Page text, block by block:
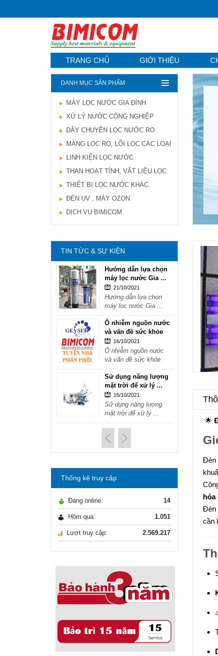
TRANG CHỦ GIỚI THIỆU
DANH MỤC SẢN PHẨM
MÁY LỌC NƯỚC GIA ĐÌNH
XỬ LÝ NƯỚC CÔNG NGHIỆP
DÂY CHUYỀN LỌC NƯỚC RO
MÀNG LỌC RO, LÕI LỌC CÁC LOẠI
LINH KIỆN LỌC NƯỚC
THAN HOẠT TÍNH, VẬT LIỆU LỌC
THIẾT BỊ LỌC NƯỚC KHÁC
ĐÈN UV , MÁY OZON
DỊCH VỤ BIMICOM
TIN TỨC & SỰ KIỆN
máy lọc nước Gia ...
21/10/2021
máy lọc nước Gia ...
Ô nhiễm nguồn nước
và vấn đề sức khỏe
16/10/2021
và vấn đề sức khỏe
Sử dụng năng lượng
mặt trời để xử lý ...
Sử dụng năng lượng
mặt trời để xử lý ...
Hướng dẫn lựa chọn
máy lọc nước Gia ...
21/10/2021
Hướng dẫn lựa chọn
máy lọc nước Gia ...
Ô nhiễm nguồn nước
và vấn đề sức khỏe
16/10/2021
Ô nhiễm nguồn nước
và vấn đề sức khỏe
Sử dụng năng lượng
mặt trời để xử lý ...
16/10/2021
Sử dụng năng lượng
mặt trời để xử lý ...
Hướng dẫn lựa chọn
máy lọc nước Gia ...
21/10/2021
máy lọc nước Gia ...
Ô nhiễm nguồn nước
và vấn đề sức khỏe
Sử dụng năng lượng
mặt trời để xử lý ...
Thống kê truy cập
Đang online: 14
Hôm qua: 1.051
Lượt truy cập: 2.569.217
🌟
Đèn
hóa
Đèn
cần